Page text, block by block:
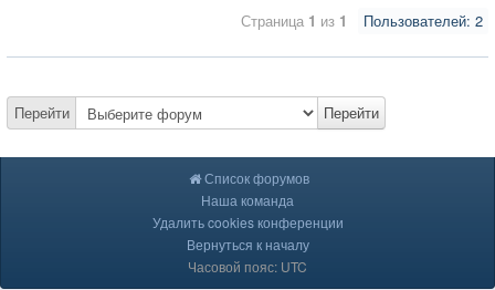
Пользователей: 2
Страница 1 из 1
Перейти Перейти
Список форумов
Наша команда
Удалить cookies конференции
Вернуться к началу
Часовой пояс: UTC